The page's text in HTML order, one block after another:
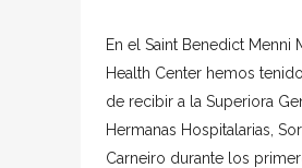
En el Saint Benedict Menni
Health Center hemos
de recibir a la Superiora
Hermanas Hospitalarias,
Carneiro durante los